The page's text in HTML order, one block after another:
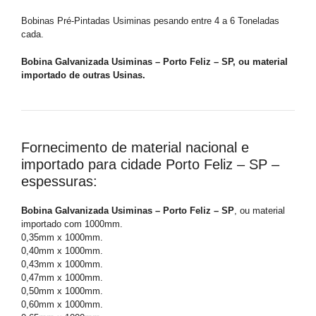
Bobinas Pré-Pintadas Usiminas pesando entre 4 a 6 Toneladas
cada.
Bobina Galvanizada Usiminas – Porto Feliz – SP, ou material
importado de outras Usinas.
Fornecimento de material nacional e
importado para cidade Porto Feliz – SP –
espessuras:
Bobina Galvanizada Usiminas – Porto Feliz – SP , ou material
importado com 1000mm.
0,35mm x 1000mm.
0,40mm x 1000mm.
0,43mm x 1000mm.
0,47mm x 1000mm.
0,50mm x 1000mm.
0,60mm x 1000mm.